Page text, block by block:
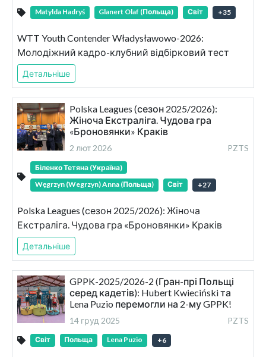
Matylda Hadryś Glanert Olaf (Польща) Світ +35
WTT Youth Contender Władysławowo-2026:
Молодіжний кадро-клубний відбірковий тест
Детальніше
Polska Leagues (сезон 2025/2026):
Жіноча Екстраліга. Чудова гра
«Броновянки» Краків
2 лют 2026 PZTS
Біленко Тетяна (Україна)
Węgrzyn (Wegrzyn) Anna (Польща)
Світ +27
Polska Leagues (сезон 2025/2026): Жіноча
Екстраліга. Чудова гра «Броновянки» Краків
Детальніше
GPPK-2025/2026-2 (Гран-прі Польщі
серед кадетів): Hubert Kwieciński та
Lena Puzio перемогли на 2-му GPPK!
14 груд 2025 PZTS
Світ Польща Lena Puzio +6